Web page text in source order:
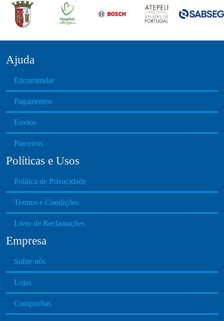
Ajuda
Encomendar
Pagamentos
Envios
Parceiros
Políticas e Usos
Política de Privacidade
Termos e Condições
Livro de Reclamações
Empresa
Sobre nós
Lojas
Campanhas